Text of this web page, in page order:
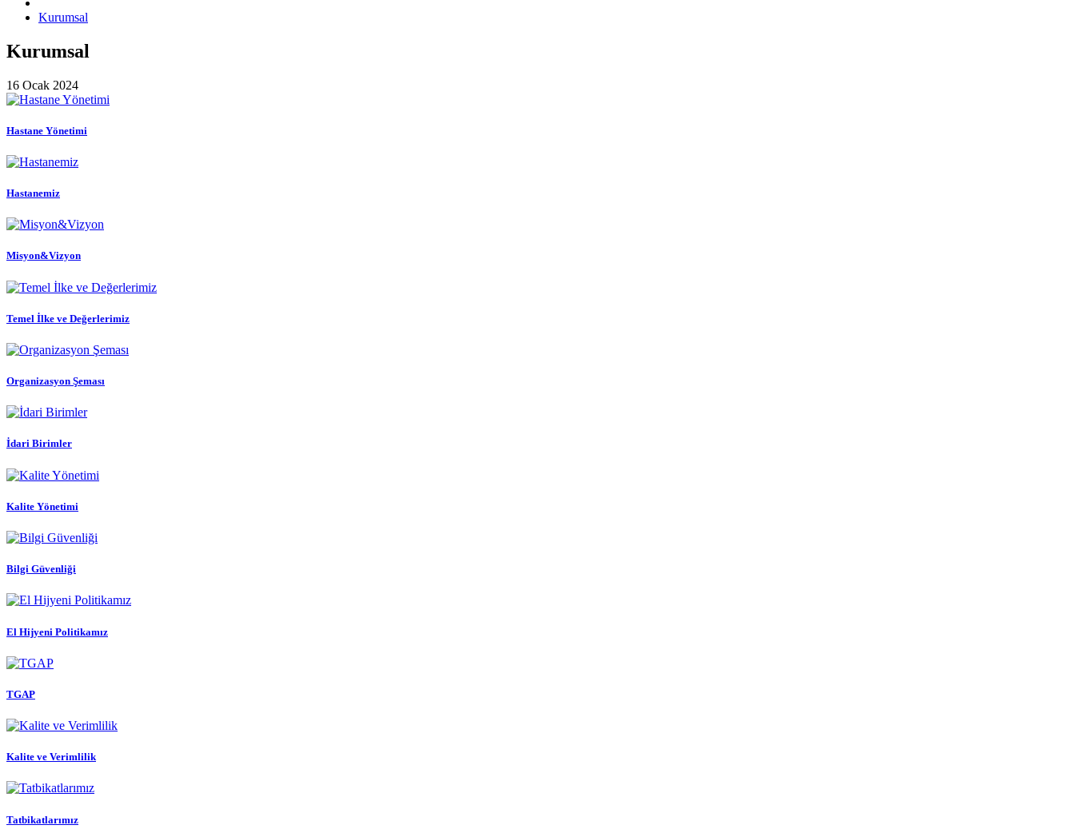
Kurumsal
Kurumsal
16 Ocak 2024
Hastane Yönetimi
Hastanemiz
Misyon&Vizyon
Temel İlke ve Değerlerimiz
Organizasyon Şeması
İdari Birimler
Kalite Yönetimi
Bilgi Güvenliği
El Hijyeni Politikamız
TGAP
Kalite ve Verimlilik
Tatbikatlarımız